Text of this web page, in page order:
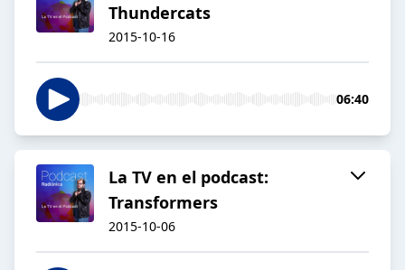
Thundercats
2015-10-16
06:40
La TV en el podcast:
Transformers
2015-10-06